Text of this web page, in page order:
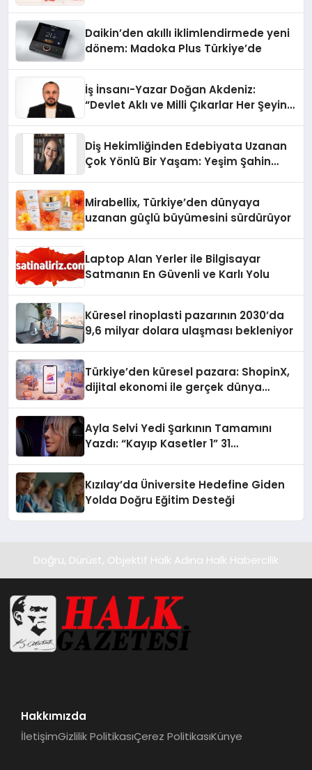
Daikin’den akıllı iklimlendirmede yeni
dönem: Madoka Plus Türkiye’de
İş İnsanı-Yazar Doğan Akdeniz:
“Devlet Aklı ve Milli Çıkarlar Her Şeyin
Diş Hekimliğinden Edebiyata Uzanan
Çok Yönlü Bir Yaşam: Yeşim Şahin
Mirabellix, Türkiye’den dünyaya
uzanan güçlü büyümesini sürdürüyor
Laptop Alan Yerler ile Bilgisayar
Satmanın En Güvenli ve Karlı Yolu
Küresel rinoplasti pazarının 2030’da
9,6 milyar dolara ulaşması bekleniyor
Türkiye’den küresel pazara: ShopinX,
dijital ekonomi ile gerçek dünya
Ayla Selvi Yedi Şarkının Tamamını
Yazdı: “Kayıp Kasetler 1” 31
Kızılay’da Üniversite Hedefine Giden
Yolda Doğru Eğitim Desteği
Doğru, Dürüst, Objektif Halk Adına Halk Habercilik
Hakkımızda
İletişimGizlilik PolitikasıÇerez PolitikasıKünye